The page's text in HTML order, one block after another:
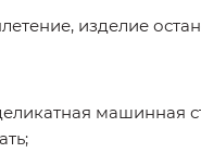
изделие
машинная